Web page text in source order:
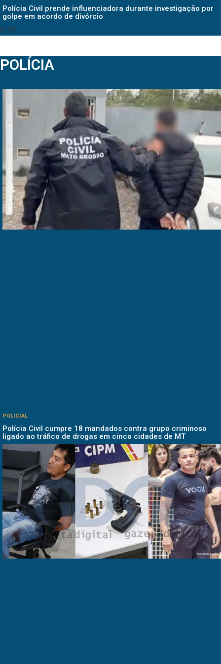
Polícia Civil prende influenciadora durante investigação por
golpe em acordo de divórcio
POLÍCIA
POLICIAL
Polícia Civil cumpre 18 mandados contra grupo criminoso
ligado ao tráfico de drogas em cinco cidades de MT